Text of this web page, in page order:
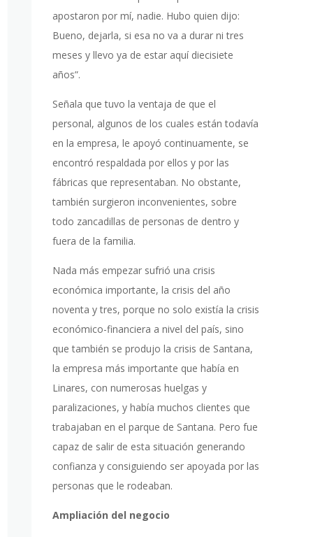
apostaron por mí, nadie. Hubo quien dijo:
Bueno, dejarla, si esa no va a durar ni tres
meses y llevo ya de estar aquí diecisiete
años”.
Señala que tuvo la ventaja de que el
personal, algunos de los cuales están todavía
en la empresa, le apoyó continuamente, se
encontró respaldada por ellos y por las
fábricas que representaban. No obstante,
también surgieron inconvenientes, sobre
todo zancadillas de personas de dentro y
fuera de la familia.
Nada más empezar sufrió una crisis
económica importante, la crisis del año
noventa y tres, porque no solo existía la crisis
económico-financiera a nivel del país, sino
que también se produjo la crisis de Santana,
la empresa más importante que había en
Linares, con numerosas huelgas y
paralizaciones, y había muchos clientes que
trabajaban en el parque de Santana. Pero fue
capaz de salir de esta situación generando
confianza y consiguiendo ser apoyada por las
personas que le rodeaban.
Ampliación del negocio